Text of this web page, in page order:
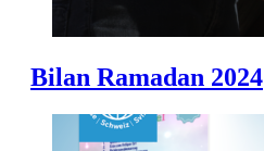
Bilan Ramadan 2024